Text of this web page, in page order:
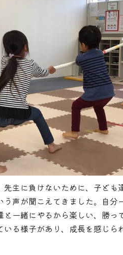
生に負けないために、子ども
声が聞こえてきました。自分
一緒にやるから楽しい、勝っ
る様子があり、成長を感じら